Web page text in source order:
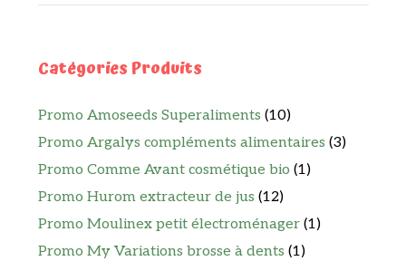
Catégories Produits
Promo Amoseeds Superaliments (10)
Promo Argalys compléments alimentaires (3)
Promo Comme Avant cosmétique bio (1)
Promo Hurom extracteur de jus (12)
Promo Moulinex petit électroménager (1)
Promo My Variations brosse à dents (1)